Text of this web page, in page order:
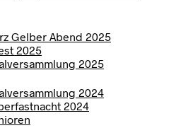
Gelber Abend 2025
2025
2025
2024
2024